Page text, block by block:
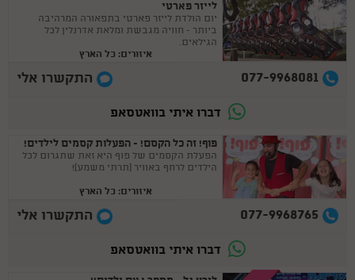
לייזר פארטי
יום הולדת לייזר פארטי בתפאורה המרהיבה
ביותר - חוויה מגבשת ומלאת אדרנלין לכל
הגילאים.
איזורים: כל הארץ
077-9968081 התקשרו אלי
דברו איתי בוואטסאפ
פוף! זה כל הקסם! - הפעלות קסמים לילדים!
הפעלת הקסמים של פוף היא זאת שתגרום לכל
הילדים לרחף באוויר (תרתי משמע)!
איזורים: כל הארץ
077-9968765 התקשרו אלי
דברו איתי בוואטסאפ